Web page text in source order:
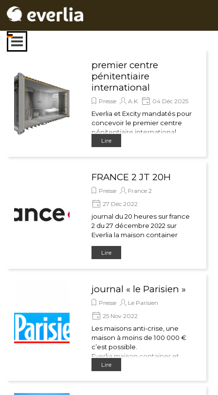
Sauter le menu
premier centre
pénitentiaire
international
Presse A.K. 04 Déc 2025
Everlia et Excity mandatés pour
concevoir le premier centre
pénitentiaire international
modulaire de 15 000 cellules
souveraine visionnaire
Lire
FRANCE 2 JT 20H
Presse
France 2
27 Déc 2022
journal du 20 heures sur france
2 du 27 décembre 2022 sur
Everlia la maison container
Lire
journal « le Parisien »
Presse
Le Parisien
25 Nov 2022
Les maisons anti-crise, une
maison à moins de 100 000 €
c’est possible.
Everlia maison container et
d’autres systèmes constructifs
construction container Everlia
Lire